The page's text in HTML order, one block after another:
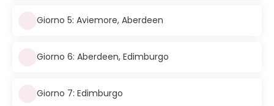
Giorno 5: Aviemore, Aberdeen
Giorno 6: Aberdeen, Edimburgo
Giorno 7: Edimburgo